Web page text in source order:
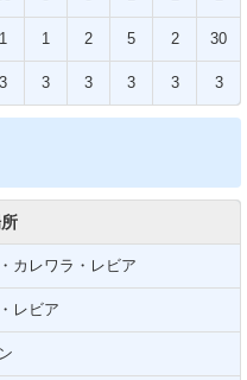
1 1 2 5 2 30
3 3 3 3 3 3
カレワラ・レビア
レビア